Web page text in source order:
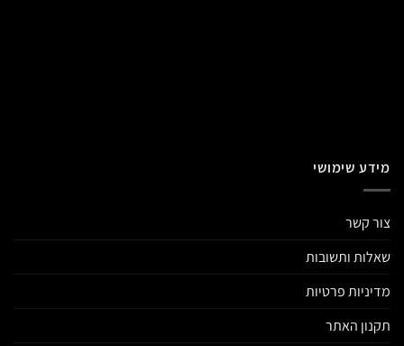
מידע שימושי
צור קשר
שאלות ותשובות
מדיניות פרטיות
תקנון האתר